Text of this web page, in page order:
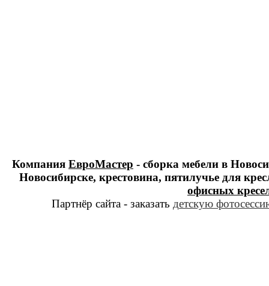
Компания ЕвроМастер - сборка мебели в
Новосибирске, крестовина, пятилучье для
офисных
Партнёр сайта - заказать детскую